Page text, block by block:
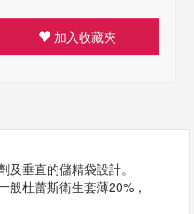
加入收藏夾
垂直的儲精袋設計。
般杜蕾斯衛生套薄20%，